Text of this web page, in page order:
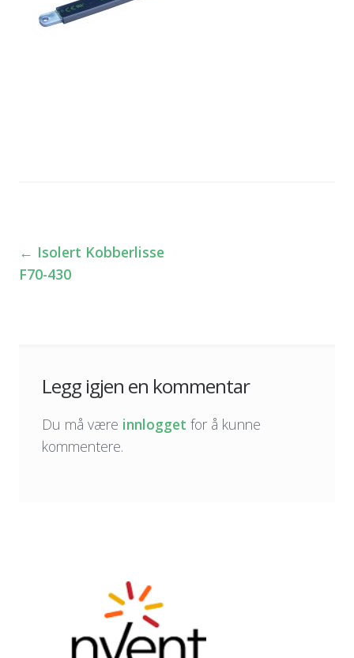
Innleggsnavigasjon
← Isolert Kobberlisse
F70-430
Legg igjen en kommentar
Du må være innlogget for å kunne
kommentere.